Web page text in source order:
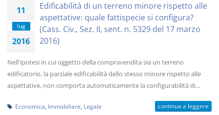
11
lug
2016
Edificabilità di un terreno minore rispetto alle
aspettative: quale fattispecie si configura?
(Cass. Civ., Sez. II, sent. n. 5329 del 17 marzo
2016)
Nell'ipotesi in cui oggetto della compravendita sia un terreno
edificatorio, la parziale edificabilità dello stesso minore rispetto alle
aspettative, non comporta automaticamente la configurabilità di...
Economica Immobiliare Legale continua a leggere